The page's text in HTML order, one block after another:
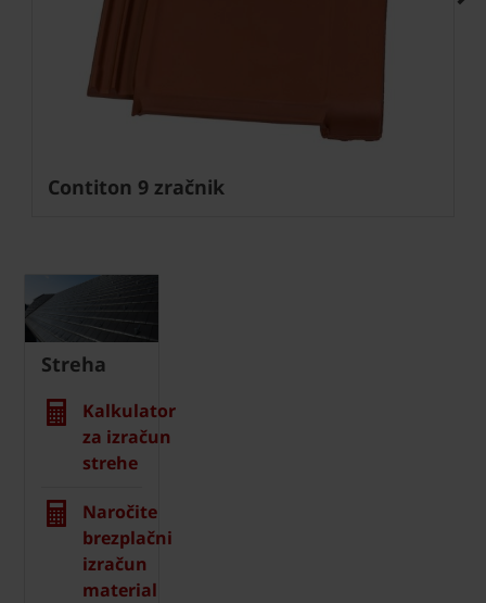
Contiton 9 zračnik
Next
Streha
Kalkulator
za izračun
strehe
Naročite
brezplačni
izračun
material